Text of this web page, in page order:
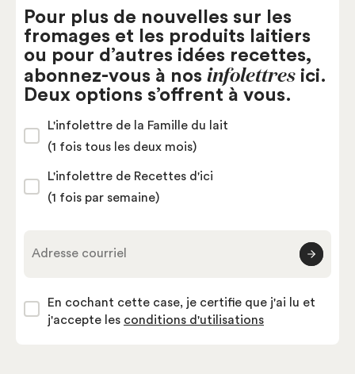
Pour plus de nouvelles sur les
fromages et les produits laitiers
ou pour d’autres idées recettes,
abonnez-vous à nos infolettres ici.
Deux options s’offrent à vous.
L'infolettre de la Famille du lait
(1 fois tous les deux mois)
L'infolettre de Recettes d'ici
(1 fois par semaine)
Adresse courriel
En cochant cette case, je certifie que j'ai lu et
j'accepte les conditions d'utilisations